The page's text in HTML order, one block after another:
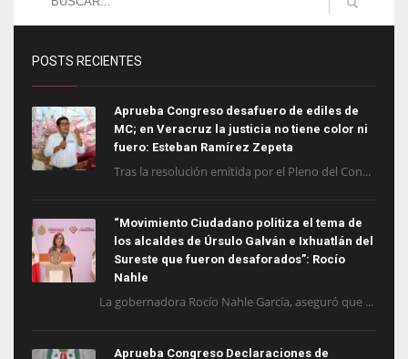
POSTS RECIENTES
Aprueba Congreso desafuero de ediles de
MC; en Veracruz la justicia no tiene color ni
fuero: Esteban Ramírez Zepeta
Tras la resolución emitida por el Pleno del Con...
“Movimiento Ciudadano politiza el tema de
los alcaldes de Úrsulo Galván e Ixhuatlán del
Sureste que fueron desaforados”: Rocío
Nahle
La gobernadora Rocío Nahle García, aseguró que ...
Aprueba Congreso Declaraciones de